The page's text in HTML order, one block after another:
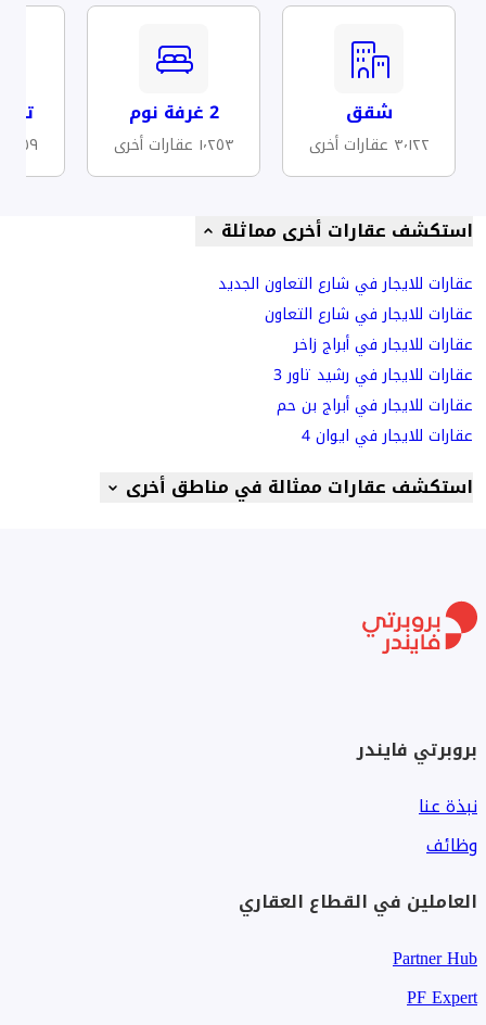
شقق
٣٬١٢٢ عقارات أخرى
2 غرفة نوم
١٬٢٥٣ عقارات أخرى ١٬٨٥٩ عقارات أخرى
استكشف عقارات أخرى مماثلة
عقارات للايجار في شارع التعاون الجديد
عقارات للايجار في شارع التعاون
عقارات للايجار في أبراج زاخر
عقارات للايجار في رشيد تاور 3
عقارات للايجار في أبراج بن حم
عقارات للايجار في ايوان 4
استكشف عقارات ممثالة في مناطق أخرى
بروبرتي فايندر
نبذة عنا
وظائف
العاملين في القطاع العقاري
Partner Hub
PF Expert